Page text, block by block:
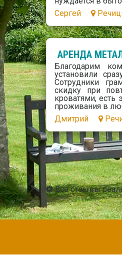
Сергей
АРЕНДА
Благодарим
установили
Сотрудники
скидку при
кроватями, есть
проживания в
Дмитрий
Все отзывы